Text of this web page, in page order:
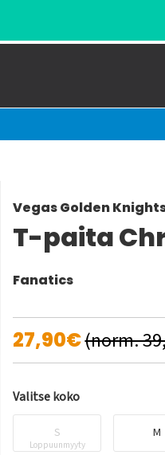
Vegas Golden
T-paita
Fanatics
27,90€(norm.
Valitse koko
S
Loppuunmyyty
M